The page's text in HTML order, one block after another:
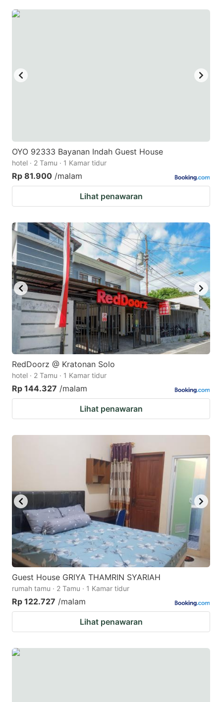
mark
dates.
mark
dates.
OYO 92333 Bayanan Indah Guest House
hotel · 2 Tamu · 1 Kamar tidur
Rp 81.900 /malam
Lihat penawaran
RedDoorz @ Kratonan Solo
hotel · 2 Tamu · 1 Kamar tidur
Rp 144.327 /malam
Lihat penawaran
Guest House GRIYA THAMRIN SYARIAH
rumah tamu · 2 Tamu · 1 Kamar tidur
Rp 122.727 /malam
Lihat penawaran